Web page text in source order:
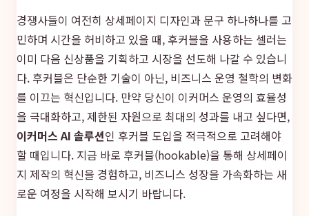
경쟁사들이 여전히 상세페이지 디자인과 문구 하나하나를 고
민하며 시간을 허비하고 있을 때, 후커블을 사용하는 셀러는
이미 다음 신상품을 기획하고 시장을 선도해 나갈 수 있습니
다. 후커블은 단순한 기술이 아닌, 비즈니스 운영 철학의 변화
를 이끄는 혁신입니다. 만약 당신이 이커머스 운영의 효율성
을 극대화하고, 제한된 자원으로 최대의 성과를 내고 싶다면,
이커머스 AI 솔루션인 후커블 도입을 적극적으로 고려해야
할 때입니다. 지금 바로 후커블(hookable)을 통해 상세페이
지 제작의 혁신을 경험하고, 비즈니스 성장을 가속화하는 새
로운 여정을 시작해 보시기 바랍니다.